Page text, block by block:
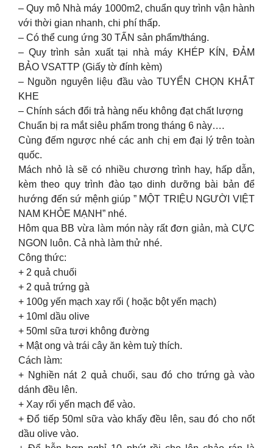
– Quy mô Nhà máy 1000m2, chuẩn quy trình vận hành
với thời gian nhanh, chi phí thấp.
– Có thể cung ứng 30 TẤN sản phẩm/tháng.
– Quy trình sản xuất tại nhà máy KHÉP KÍN, ĐẢM
BẢO VSATTP (Giấy tờ đính kèm)
– Nguồn nguyên liệu đầu vào TUYỂN CHỌN KHẮT
KHE
– Chính sách đổi trả hàng nếu không đạt chất lượng
Chuẩn bị ra mắt siêu phẩm trong tháng 6 này….
Cùng đếm ngược nhé các anh chị em đại lý trên toàn
quốc.
Mách nhỏ là sẽ có nhiều chương trình hay, hấp dẫn,
kèm theo quy trình đào tạo dinh dưỡng bài bản để
hướng đến sứ mệnh giúp ” MỘT TRIỆU NGƯỜI VIỆT
NAM KHỎE MẠNH” nhé.
Hôm qua BB vừa làm món này rất đơn giản, mà CỰC
NGON luôn. Cả nhà làm thử nhé.
Công thức:
+ 2 quả chuối
+ 2 quả trứng gà
+ 100g yến mạch xay rối ( hoặc bột yến mạch)
+ 10ml dầu olive
+ 50ml sữa tươi không đường
+ Mật ong và trái cây ăn kèm tuỳ thích.
Cách làm:
+ Nghiền nát 2 quả chuối, sau đó cho trứng gà vào
dánh đều lên.
+ Xay rối yến mạch để vào.
+ Đổ tiếp 50ml sữa vào khấy đều lên, sau đó cho nốt
dầu olive vào.